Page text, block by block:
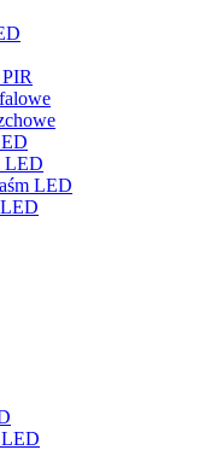
LED
LED
LED